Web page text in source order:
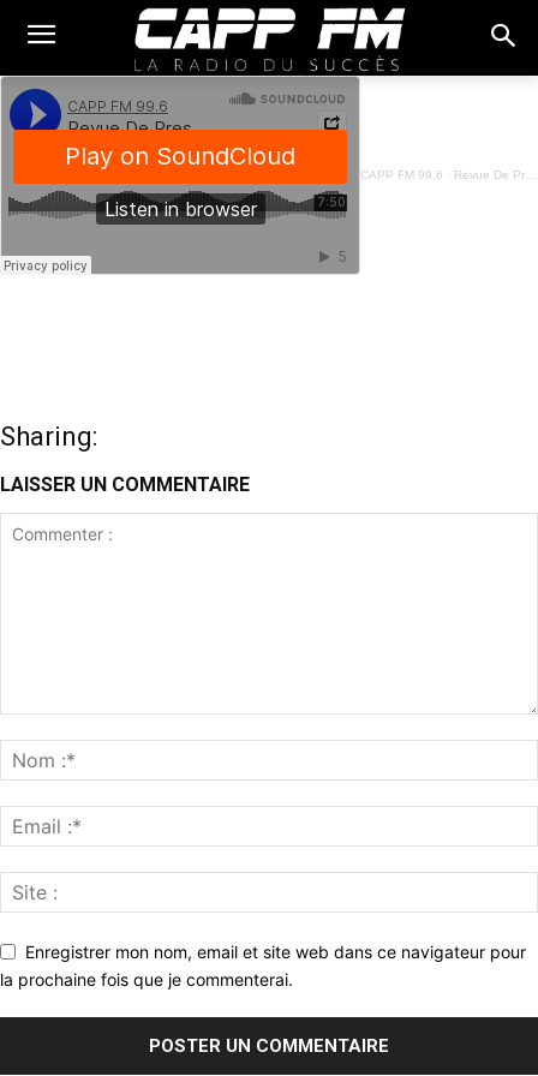
CAPP FM 99.6 · Revue De Presse Français - 30 Octobre 2025
Sharing:
LAISSER UN COMMENTAIRE
Enregistrer mon nom, email et site web dans ce navigateur pour
la prochaine fois que je commenterai.